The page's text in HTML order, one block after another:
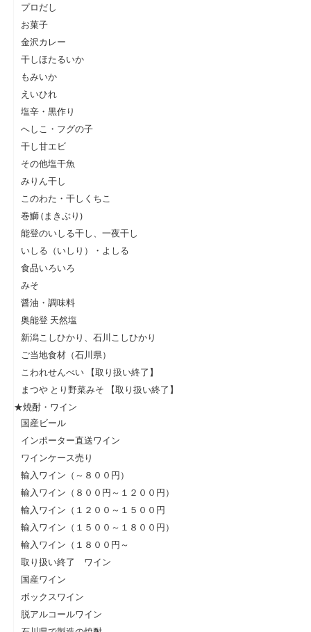
プロだし
お菓子
金沢カレー
干しほたるいか
もみいか
えいひれ
塩辛・黒作り
へしこ・フグの子
干し甘エビ
その他塩干魚
みりん干し
このわた・干しくちこ
巻鰤 (まきぶり)
能登のいしる干し、一夜干し
いしる（いしり）・よしる
食品いろいろ
みそ
醤油・調味料
奥能登 天然塩
新潟こしひかり、石川こしひかり
ご当地食材（石川県）
こわれせんべい 【取り扱い終了】
まつや とり野菜みそ 【取り扱い終了】
★焼酎・ワイン
国産ビール
インポーター直送ワイン
ワインケース売り
輸入ワイン（～８００円）
輸入ワイン（８００円～１２００円）
輸入ワイン（１２００～１５００円
輸入ワイン（１５００～１８００円）
輸入ワイン（１８００円～
取り扱い終了 ワイン
国産ワイン
ボックスワイン
脱アルコールワイン